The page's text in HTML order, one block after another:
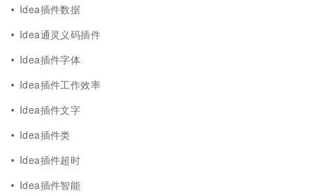
Idea插件数据
Idea通灵义码插件
Idea插件字体
Idea插件工作效率
Idea插件文字
Idea插件类
Idea插件超时
Idea插件智能